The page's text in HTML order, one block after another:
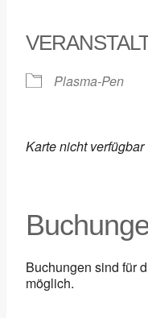
Plasma-Pen
Karte nicht verfügbar
Buchungen sind für
möglich.